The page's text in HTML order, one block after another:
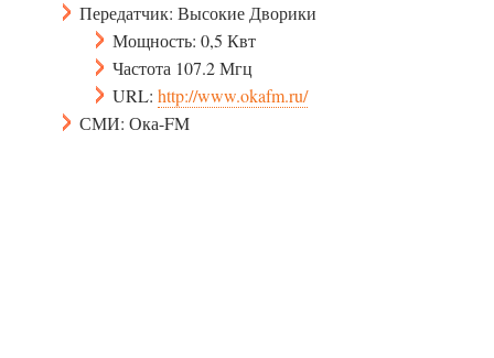
Передатчик: Высокие Дворики
Мощность: 0,5 Квт
Частота 107.2 Мгц
URL: http://www.okafm.ru/
СМИ: Ока-FM